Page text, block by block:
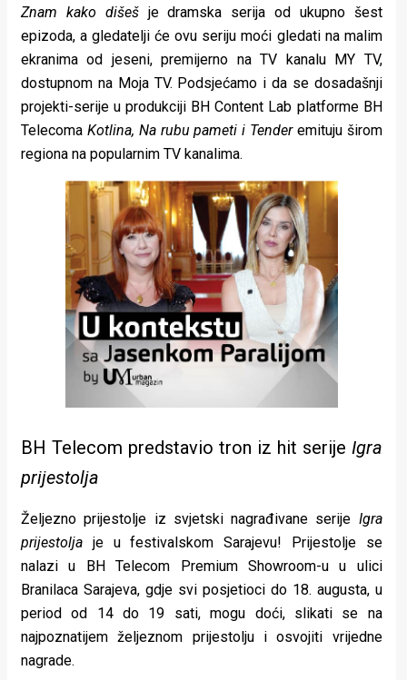
Znam kako dišešje dramska serija od ukupno šest
epizoda, a gledatelji će ovu seriju moći gledati na malim
ekranima od jeseni, premijerno na TV kanalu MY TV,
dostupnom na Moja TV. Podsjećamo i da se dosadašnji
projekti-serije u produkciji BH Content Lab platforme BH
Telecoma Kotlina, Na rubu pameti i Tenderemituju širom
regiona na popularnim TV kanalima.
BH Telecom predstavio tron iz hit serije Igra
prijestolja
Željezno prijestolje iz svjetski nagrađivane serije Igra
prijestolja je u festivalskom Sarajevu! Prijestolje se
nalazi u BH Telecom Premium Showroom-u u ulici
Branilaca Sarajeva, gdje svi posjetioci do 18. augusta, u
period od 14 do 19 sati, mogu doći, slikati se na
najpoznatijem željeznom prijestolju i osvojiti vrijedne
nagrade.